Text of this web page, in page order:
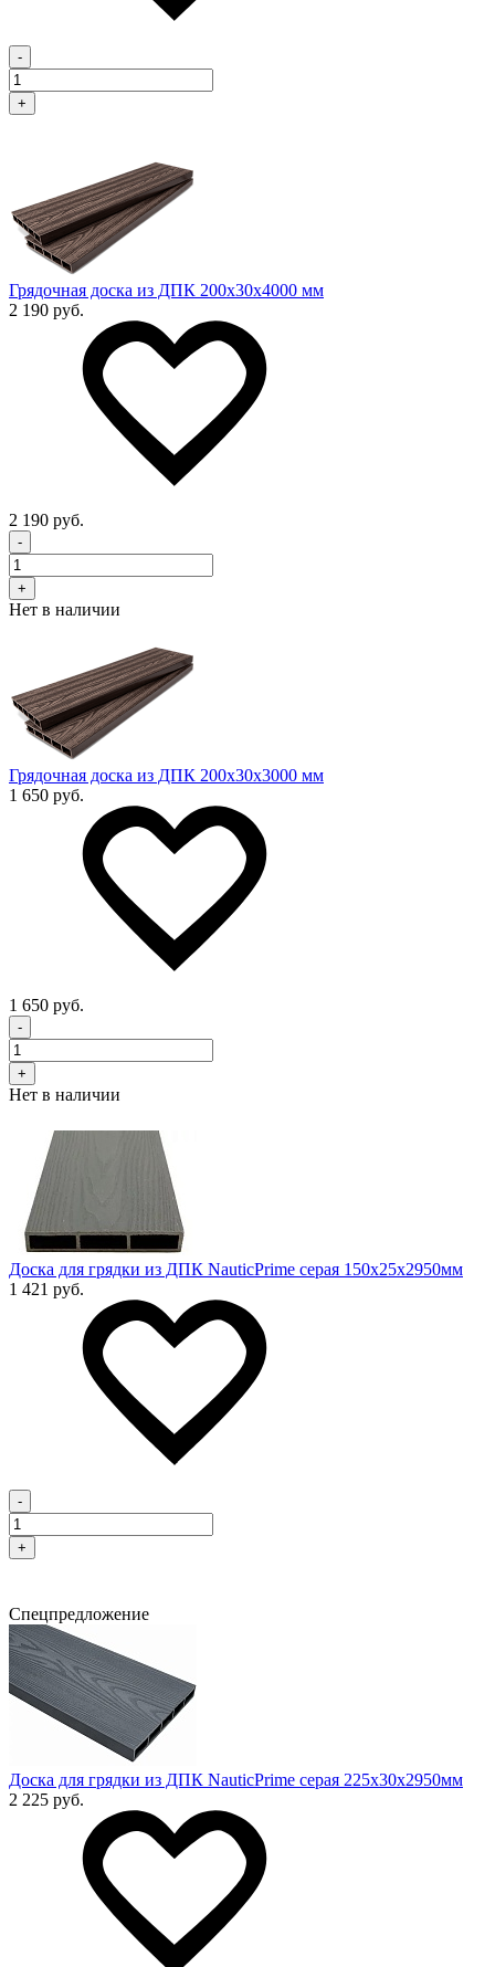
-
+
Грядочная доска из ДПК 200x30х4000 мм
2 190 руб.
2 190 руб.
-
+
Нет в наличии
Грядочная доска из ДПК 200x30х3000 мм
1 650 руб.
1 650 руб.
-
+
Нет в наличии
Доска для грядки из ДПК NauticPrime серая 150х25х2950мм
1 421 руб.
-
+
Спецпредложение
Доска для грядки из ДПК NauticPrime серая 225х30х2950мм
2 225 руб.